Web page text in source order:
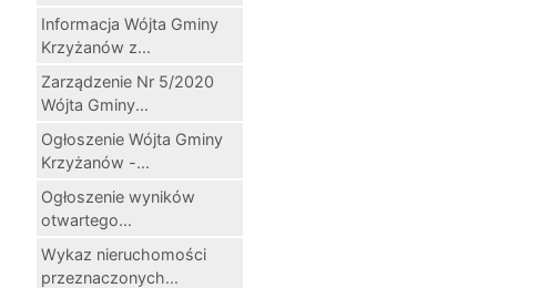
Informacja Wójta Gminy
Krzyżanów z...
Zarządzenie Nr 5/2020
Wójta Gminy...
Ogłoszenie Wójta Gminy
Krzyżanów -...
Ogłoszenie wyników
otwartego...
Wykaz nieruchomości
przeznaczonych...